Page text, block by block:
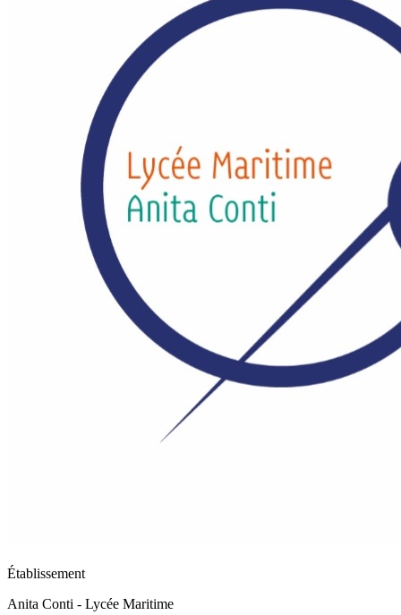
Établissement
Anita Conti - Lycée Maritime